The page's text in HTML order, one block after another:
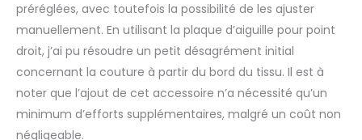
préréglées, avec toutefois la possibilité de les ajuster
manuellement. En utilisant la plaque d’aiguille pour point
droit, j’ai pu résoudre un petit désagrément initial
concernant la couture à partir du bord du tissu. Il est à
noter que l’ajout de cet accessoire n’a nécessité qu’un
minimum d’efforts supplémentaires, malgré un coût non
négligeable.